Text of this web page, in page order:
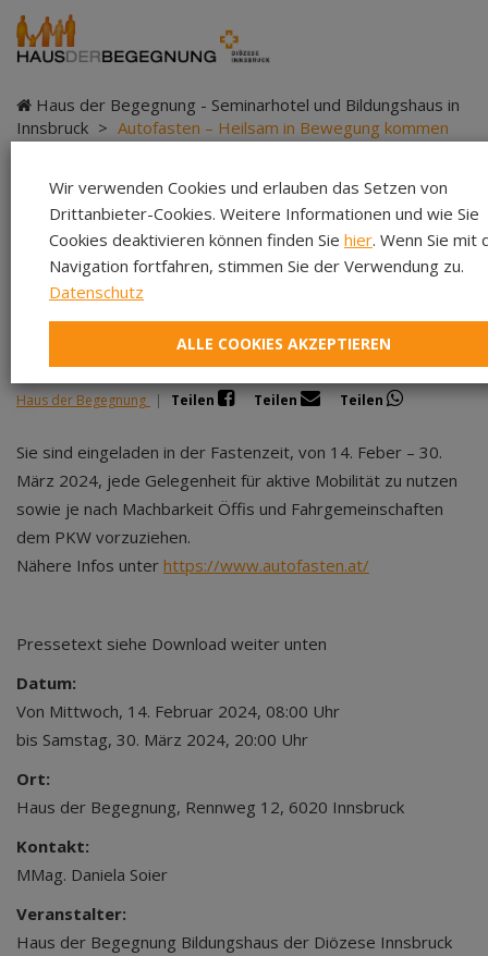
Haus der Begegnung - Seminarhotel und Bildungshaus in
Innsbruck > Autofasten – Heilsam in Bewegung kommen
Autofasten – Heilsam
in Bewegung kommen
Haus der Begegnung | Teilen Teilen Teilen
Sie sind eingeladen in der Fastenzeit, von 14. Feber – 30.
März 2024, jede Gelegenheit für aktive Mobilität zu nutzen
sowie je nach Machbarkeit Öffis und Fahrgemeinschaften
dem PKW vorzuziehen.
Nähere Infos unter https://www.autofasten.at/
Pressetext siehe Download weiter unten
Datum:
Von Mittwoch, 14. Februar 2024, 08:00 Uhr
bis Samstag, 30. März 2024, 20:00 Uhr
Ort:
Haus der Begegnung, Rennweg 12, 6020 Innsbruck
Kontakt:
MMag. Daniela Soier
Veranstalter:
Haus der Begegnung Bildungshaus der Diözese Innsbruck
Wir verwenden Cookies und erlauben das Setzen von
Drittanbieter-Cookies. Weitere Informationen und wie Sie
Cookies deaktivieren können finden Sie hier. Wenn Sie mit
Navigation fortfahren, stimmen Sie der Verwendung zu.
Datenschutz
ALLE COOKIES AKZEPTIEREN